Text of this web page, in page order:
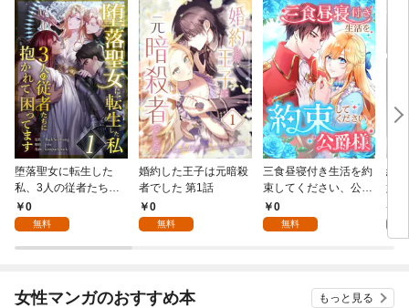
堕落聖女に転生した
私、3人の従者たちに
抱かれて困ってます 第
1話
0
無料
婚約した王子は元暗殺
者でした 第1話
0
無料
三食昼寝付き生活を約
束してください、公爵
様 1話
0
無料
絶
嬢
行
女性マンガのおすすめ本 もっと見る